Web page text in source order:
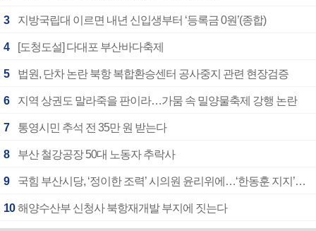
3 지방국립대 이르면 내년 신입생부터 ‘등록금 0원’(종합)
4 [도청도설] 다대포 부산바다축제
5 법원, 단차 논란 북항 복합환승센터 공사중지 관련 현장검증
6 지역 상권도 말라죽을 판이라…가뭄 속 밀양물축제 강행 논란
7 통영시민 추석 전 35만 원 받는다
8 부산 철강공장 50대 노동자 추락사
9 국힘 부산시당, ‘정이한 조력’ 시의원 윤리위에…‘한동훈 지지’도 신고접수
10 해양수산부 신청사 북항재개발 부지에 짓는다